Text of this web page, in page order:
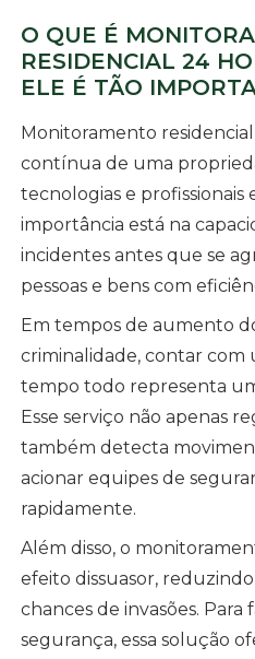
O QUE É
RESIDENCIAL 24
ELE É TÃO
Monitoramento residencial
contínua de uma
tecnologias e profissionais
importância está na
incidentes antes que se
pessoas e bens com
Em tempos de aumento
criminalidade, contar com
tempo todo representa
Esse serviço não apenas
também detecta
acionar equipes de
rapidamente.
Além disso, o
efeito dissuasor,
chances de invasões.
segurança, essa solução